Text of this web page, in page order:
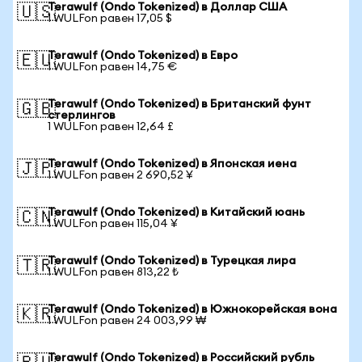
🇺🇸Terawulf (Ondo Tokenized) в Доллар США
1 WULFon равен 17,05 $
🇪🇺Terawulf (Ondo Tokenized) в Евро
1 WULFon равен 14,75 €
🇬🇧Terawulf (Ondo Tokenized) в Британский фунт
стерлингов
1 WULFon равен 12,64 £
🇯🇵Terawulf (Ondo Tokenized) в Японская иена
1 WULFon равен 2 690,52 ¥
🇨🇳Terawulf (Ondo Tokenized) в Китайский юань
1 WULFon равен 115,04 ¥
🇹🇷Terawulf (Ondo Tokenized) в Турецкая лира
1 WULFon равен 813,22 ₺
🇰🇷Terawulf (Ondo Tokenized) в Южнокорейская вона
1 WULFon равен 24 003,99 ₩
Terawulf (Ondo Tokenized) в Российский рубль